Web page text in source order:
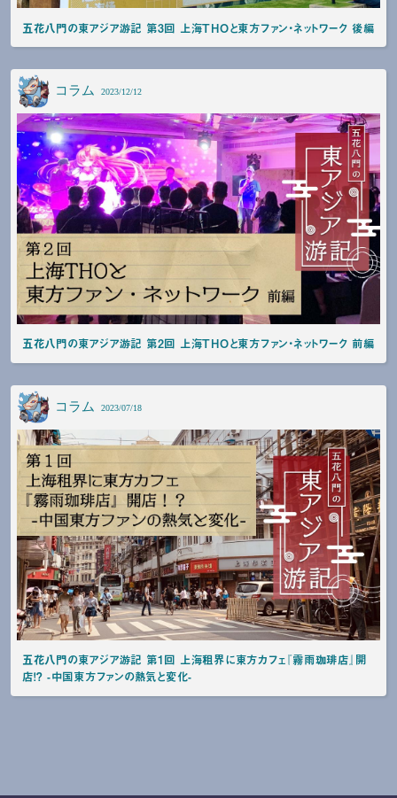
五花八門の東アジア游記 第3回 上海THOと東方ファン・ネットワーク 後編
コラム 2023/12/12
五花八門の東アジア游記 第2回 上海THOと東方ファン・ネットワーク 前編
コラム 2023/07/18
五花八門の東アジア游記 第1回 上海租界に東方カフェ『霧雨珈琲店』開
店！？ -中国東方ファンの熱気と変化-